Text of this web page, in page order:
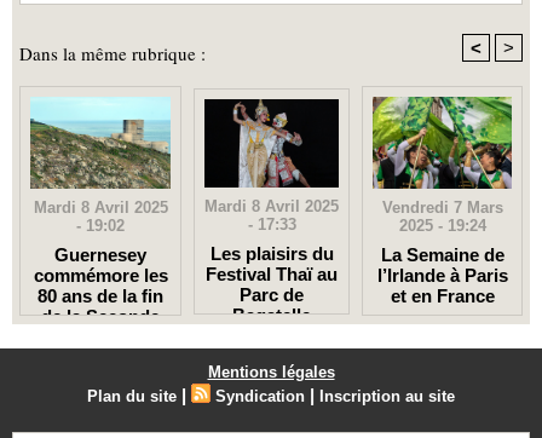
Dans la même rubrique : < >
Mardi 8 Avril 2025
- 19:02
Guernesey
commémore les
80 ans de la fin
de la Seconde
Mardi 8 Avril 2025
- 17:33
Les plaisirs du
Festival Thaï au
Parc de
Bagatelle
Vendredi 7 Mars
2025 - 19:24
La Semaine de
l’Irlande à Paris
et en France
Mentions légales
Plan du site | Syndication | Inscription au site